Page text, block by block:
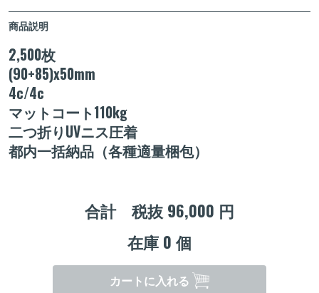
商品説明
2,500枚
(90+85)x50mm
4c/4c
マットコート110kg
二つ折りUVニス圧着
都内一括納品（各種適量梱包）
合計 税抜 96,000 円
在庫 0 個
カートに入れる